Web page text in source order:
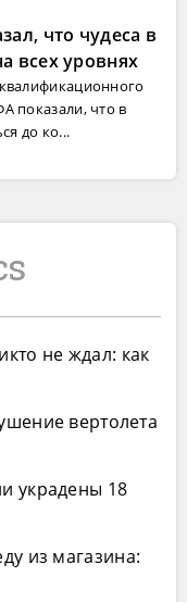
что чудеса в
всех уровнях
показали, что в
до ко...
не ждал: как
вертолета
украдены 18
из магазина: